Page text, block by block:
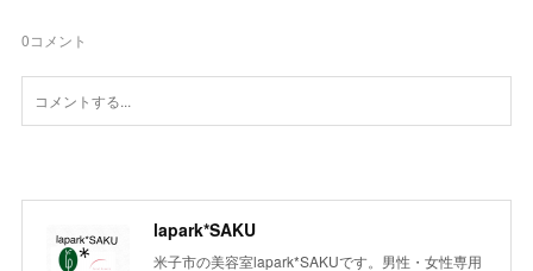
0コメント
lapark*SAKU
米子市の美容室lapark*SAKUです。男性・女性専用